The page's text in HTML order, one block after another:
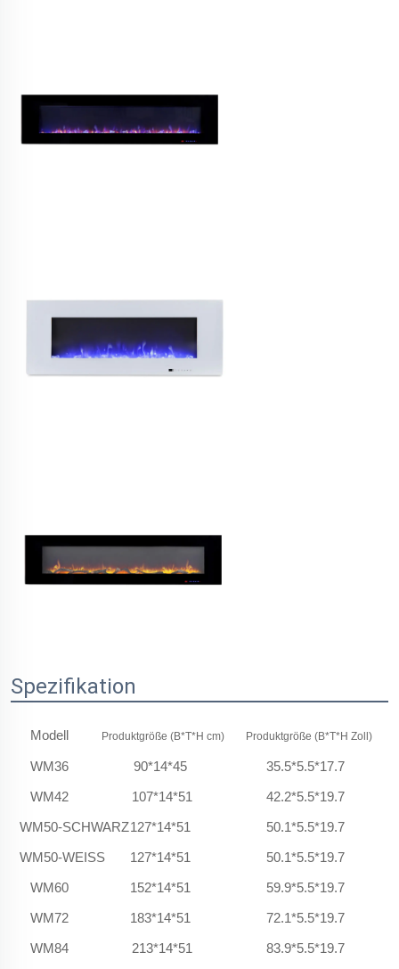
Spezifikation
Modell Produktgröße (B*T*H cm) Produktgröße (B*T*H Zoll)
WM36 90*14*45
35.5*5.5*17.7
WM42
107*14*51
42.2*5.5*19.7
WM50-SCHWARZ127*14*51
50.1*5.5*19.7
WM50-WEISS
127*14*51
50.1*5.5*19.7
WM60
152*14*51
59.9*5.5*19.7
WM72
183*14*51
72.1*5.5*19.7
WM84
213*14*51
83.9*5.5*19.7